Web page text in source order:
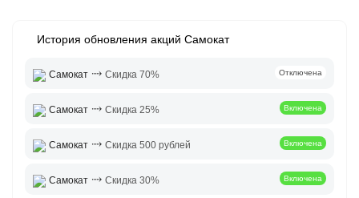
История обновления акций Самокат
Самокат ⤑ Скидка 70% Отключена
Самокат ⤑ Скидка 25% Включена
Самокат ⤑ Скидка 500 рублей Включена
Самокат ⤑ Скидка 30% Включена